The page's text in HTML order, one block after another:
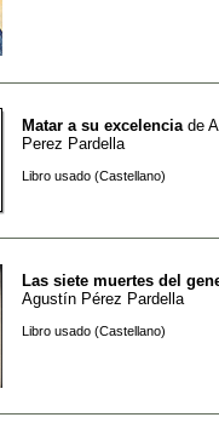
Matar a su excelencia de
Perez Pardella
Libro usado (Castellano)
Las siete muertes del
Agustín Pérez Pardella
Libro usado (Castellano)